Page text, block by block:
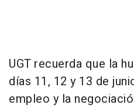
UGT recuerda que la
días 11, 12 y 13 de
empleo y la